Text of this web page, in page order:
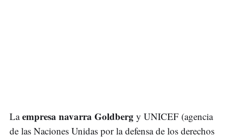
Laempresa navarra Goldberg y UNICEF (agencia
de las Naciones Unidas por la defensa de los derechos